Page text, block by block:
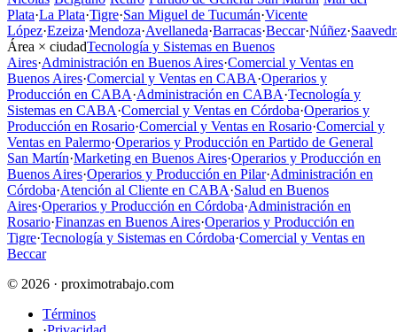
Plata·La Plata·Tigre·San Miguel de Tucumán·Vicente
López·Ezeiza·Mendoza·Avellaneda·Barracas·Beccar·Núñez·
Área × ciudadTecnología y Sistemas en Buenos
Aires·Administración en Buenos Aires·Comercial y Ventas en
Buenos Aires·Comercial y Ventas en CABA·Operarios y
Producción en CABA·Administración en CABA·Tecnología y
Sistemas en CABA·Comercial y Ventas en Córdoba·Operarios y
Producción en Rosario·Comercial y Ventas en Rosario·Comercial y
Ventas en Palermo·Operarios y Producción en Partido de General
San Martín·Marketing en Buenos Aires·Operarios y Producción en
Buenos Aires·Operarios y Producción en Pilar·Administración en
Córdoba·Atención al Cliente en CABA·Salud en Buenos
Aires·Operarios y Producción en Córdoba·Administración en
Rosario·Finanzas en Buenos Aires·Operarios y Producción en
Tigre·Tecnología y Sistemas en Córdoba·Comercial y Ventas en
Beccar
© 2026 · proximotrabajo.com
Términos